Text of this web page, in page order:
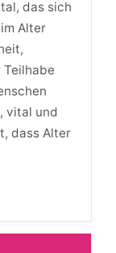
das sich
Alter
Teilhabe
vital und
dass Alter